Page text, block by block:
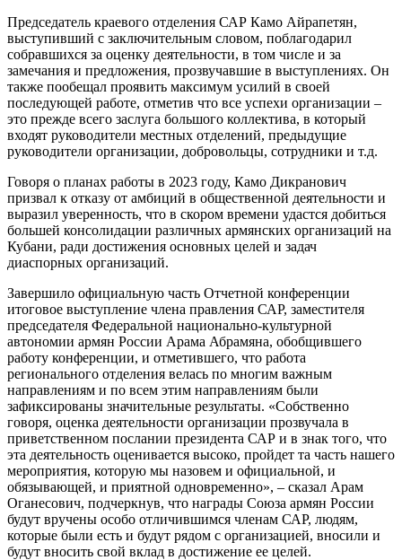
Председатель краевого отделения САР Камо Айрапетян,
выступивший с заключительным словом, поблагодарил
собравшихся за оценку деятельности, в том числе и за
замечания и предложения, прозвучавшие в выступлениях. Он
также пообещал проявить максимум усилий в своей
последующей работе, отметив что все успехи организации –
это прежде всего заслуга большого коллектива, в который
входят руководители местных отделений, предыдущие
руководители организации, добровольцы, сотрудники и т.д.
Говоря о планах работы в 2023 году, Камо Дикранович
призвал к отказу от амбиций в общественной деятельности и
выразил уверенность, что в скором времени удастся добиться
большей консолидации различных армянских организаций на
Кубани, ради достижения основных целей и задач
диаспорных организаций.
Завершило официальную часть Отчетной конференции
итоговое выступление члена правления САР, заместителя
председателя Федеральной национально-культурной
автономии армян России Арама Абрамяна, обобщившего
работу конференции, и отметившего, что работа
регионального отделения велась по многим важным
направлениям и по всем этим направлениям были
зафиксированы значительные результаты. «Собственно
говоря, оценка деятельности организации прозвучала в
приветственном послании президента САР и в знак того, что
эта деятельность оценивается высоко, пройдет та часть нашего
мероприятия, которую мы назовем и официальной, и
обязывающей, и приятной одновременно», – сказал Арам
Оганесович, подчеркнув, что награды Союза армян России
будут вручены особо отличившимся членам САР, людям,
которые были есть и будут рядом с организацией, вносили и
будут вносить свой вклад в достижение ее целей.